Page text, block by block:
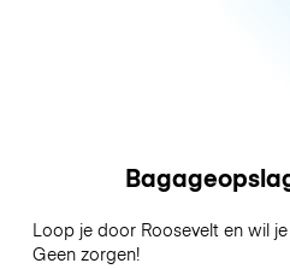
Loop je door Roosevelt en wil
Geen zorgen!